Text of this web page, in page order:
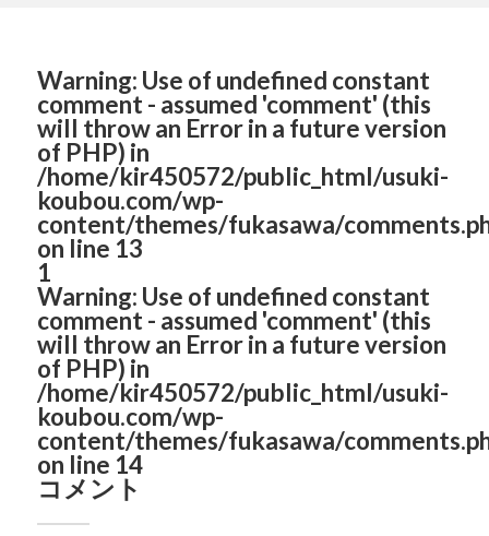
Warning: Use of undefined constant
comment - assumed 'comment' (this
will throw an Error in a future version
of PHP) in
/home/kir450572/public_html/usuki-
koubou.com/wp-
content/themes/fukasawa/
on line 13
1
Warning: Use of undefined constant
comment - assumed 'comment' (this
will throw an Error in a future version
of PHP) in
/home/kir450572/public_html/usuki-
koubou.com/wp-
content/themes/fukasawa/
on line 14
コメント